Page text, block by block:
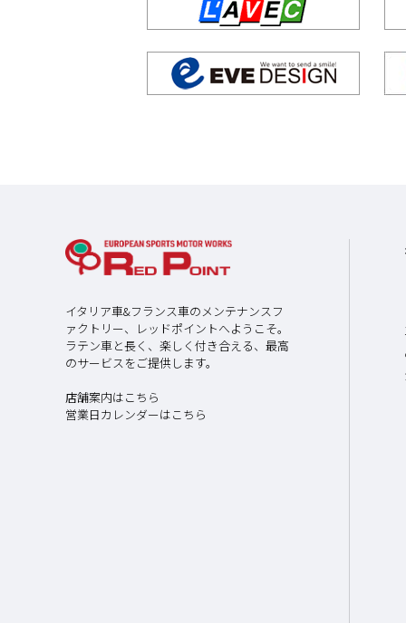
イタリア車&フランス車のメンテナンスフ
ァクトリー、レッドポイントへようこそ。
ラテン車と長く、楽しく付き合える、最高
のサービスをご提供します。
店舗案内はこちら
営業日カレンダーはこちら